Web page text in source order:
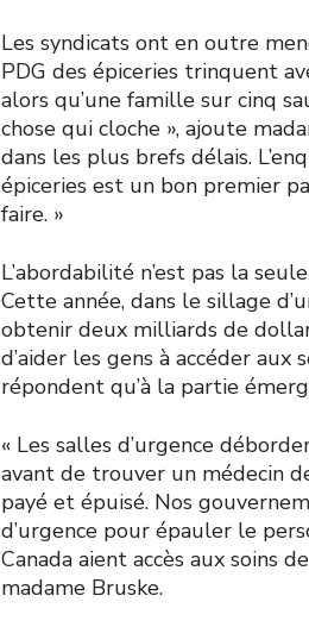
Les syndicats ont en outre
PDG des épiceries trinquent
alors qu’une famille sur cinq
chose qui cloche », ajoute
dans les plus brefs délais.
épiceries est un bon premier
faire. »
L’abordabilité n’est pas la
Cette année, dans le sillage
obtenir deux milliards de
d’aider les gens à accéder
répondent qu’à la partie
« Les salles d’urgence
avant de trouver un médecin
payé et épuisé. Nos
d’urgence pour épauler le
Canada aient accès aux soins
madame Bruske.